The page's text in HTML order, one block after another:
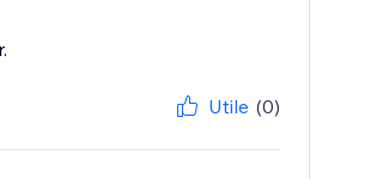
Utile (0)